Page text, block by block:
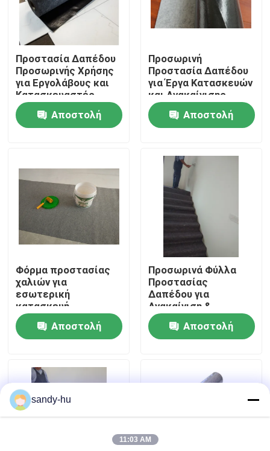
Σπίτι
Σχετικά με εμάς
Επισκέψεις στο εργοστάσιο
Επικοινωνήστε μαζί μας
Ειδήσεις
Υποθέσεις
προστάτης πατωμάτων
Προστασία πατωμάτων
Προστασία Δαπέδου
Προσωρινής Χρήσης
για Εργολάβους και
Κατασκευαστές
Αποστολή
Προσωρινή
Προστασία Δαπέδου
για Έργα Κατασκευών
και Ανακαίνισης
Αποστολή
Φόρμα προστασίας
χαλιών για
εσωτερική
κατασκευή
Αποστολή
Προσωρινά Φύλλα
Προστασίας
Δαπέδου για
Ανακαίνιση &
Αναδιαμόρφωση
Αποστολή
sandy-hu
11:03 AM